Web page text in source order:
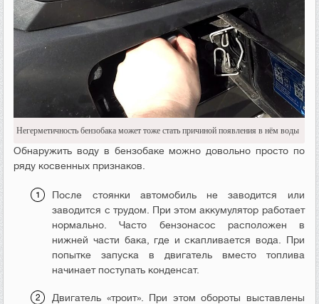
Негерметичность бензобака может тоже стать причиной появления в нём воды
Обнаружить воду в бензобаке можно довольно просто по
ряду косвенных признаков.
После стоянки автомобиль не заводится или
заводится с трудом. При этом аккумулятор работает
нормально. Часто бензонасос расположен в
нижней части бака, где и скапливается вода. При
попытке запуска в двигатель вместо топлива
начинает поступать конденсат.
Двигатель «троит». При этом обороты выставлены